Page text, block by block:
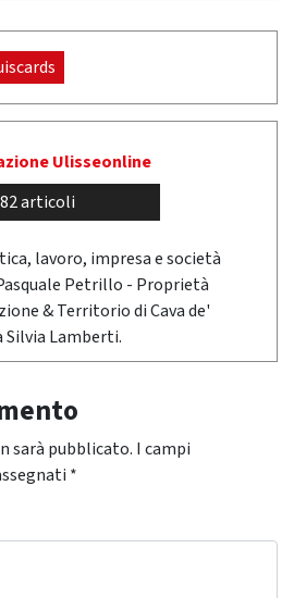
Ulisseonline
articoli
lavoro, impresa e società
Petrillo - Proprietà
& Territorio di Cava de'
Silvia Lamberti.
sarà pubblicato. I campi
*